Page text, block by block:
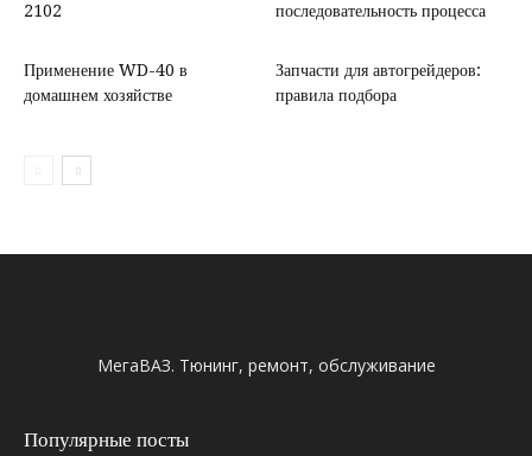
2102
последовательность процесса
Применение WD-40 в
домашнем хозяйстве
Запчасти для автогрейдеров:
правила подбора
МегаВАЗ. Тюнинг, ремонт, обслуживание
Популярные посты